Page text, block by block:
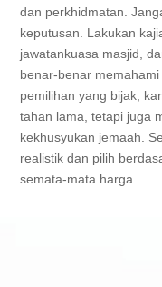
dan perkhidmatan.
keputusan. Lakukan
jawatankuasa masjid,
benar-benar
pemilihan yang bijak,
tahan lama, tetapi juga
kekhusyukan jemaah.
realistik dan pilih
semata-mata harga.